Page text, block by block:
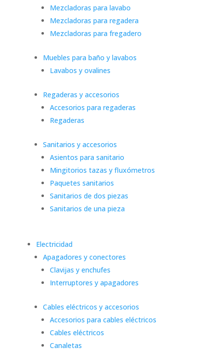
Mezcladoras para lavabo
Mezcladoras para regadera
Mezcladoras para fregadero
Muebles para baño y lavabos
Lavabos y ovalines
Regaderas y accesorios
Accesorios para regaderas
Regaderas
Sanitarios y accesorios
Asientos para sanitario
Mingitorios tazas y fluxómetros
Paquetes sanitarios
Sanitarios de dos piezas
Sanitarios de una pieza
Electricidad
Apagadores y conectores
Clavijas y enchufes
Interruptores y apagadores
Cables eléctricos y accesorios
Accesorios para cables eléctricos
Cables eléctricos
Canaletas